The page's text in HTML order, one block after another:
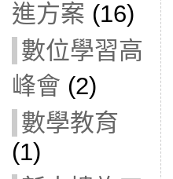
進方案 (16)
數位學習高
峰會 (2)
數學教育
(1)